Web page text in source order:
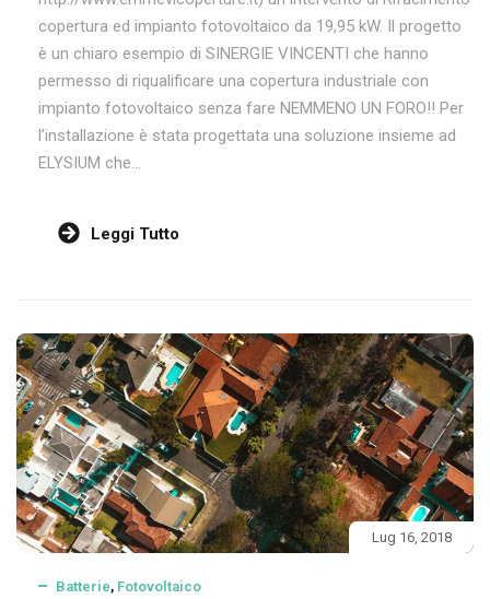
copertura ed impianto fotovoltaico da 19,95 kW. Il progetto
è un chiaro esempio di SINERGIE VINCENTI che hanno
permesso di riqualificare una copertura industriale con
impianto fotovoltaico senza fare NEMMENO UN FORO!! Per
l’installazione è stata progettata una soluzione insieme ad
ELYSIUM che...
Leggi Tutto
Lug 16, 2018
Batterie, Fotovoltaico